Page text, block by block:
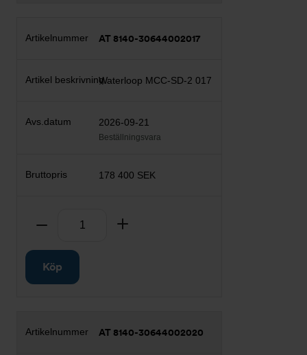
AT 8140-30644002017
Waterloop MCC-SD-2 017
2026-09-21
Beställningsvara
178 400 SEK
Ta bort
Köp
AT 8140-30644002020